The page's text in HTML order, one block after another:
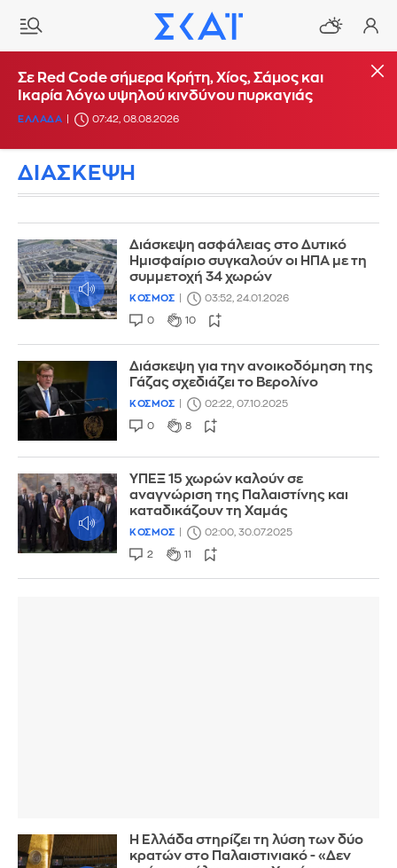
Σε Red Code σήμερα Κρήτη, Χίος, Σάμος και
Ικαρία λόγω υψηλού κινδύνου πυρκαγιάς
ΕΛΛΑΔΑ 07:42, 08.08.2026
ΔΙΑΣΚΕΨΗ
Διάσκεψη ασφάλειας στο Δυτικό
Ημισφαίριο συγκαλούν οι ΗΠA με τη
συμμετοχή 34 χωρών
ΚΟΣΜΟΣ 03:52, 24.01.2026
0 10
Διάσκεψη για την ανοικοδόμηση της
Γάζας σχεδιάζει το Βερολίνο
ΚΟΣΜΟΣ 02:22, 07.10.2025
0 8
ΥΠΕΞ 15 χωρών καλούν σε
αναγνώριση της Παλαιστίνης και
καταδικάζουν τη Χαμάς
ΚΟΣΜΟΣ 02:00, 30.07.2025
2 11
Η Ελλάδα στηρίζει τη λύση των δύο
κρατών στο Παλαιστινιακό - «Δεν